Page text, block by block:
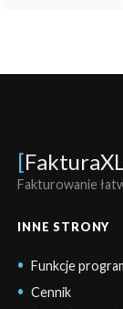
[FakturaXL
Fakturowanie
INNE STRONY
Funkcje
Cennik